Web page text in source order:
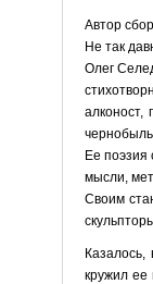
Автор
Не так
Олег
алконост,
Ее поэзия
мысли,
Своим
кружил ее